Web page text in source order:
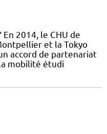
En 2014, le CHU de
et la Tokyo
accord de partenariat
mobilité étudi